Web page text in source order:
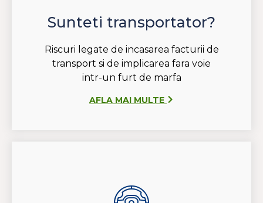
Sunteti transportator?
Riscuri legate de incasarea facturii de
transport si de implicarea fara voie
intr-un furt de marfa
AFLA MAI MULTE